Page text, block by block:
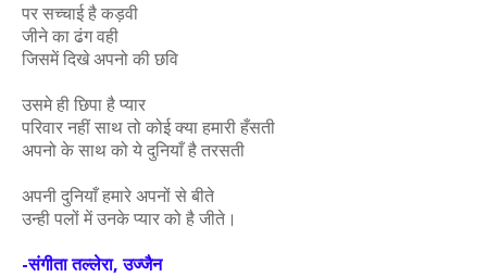
पर सच्चाई है कड़वी
जीने का ढंग वही
जिसमें दिखे अपनो की छवि
उसमे ही छिपा है प्यार
परिवार नहीं साथ तो कोई क्या हमारी हँसती
अपनो के साथ को ये दुनियाँ है तरसती
अपनी दुनियाँ हमारे अपनों से बीते
उन्ही पलों में उनके प्यार को है जीते।
-संगीता तल्लेरा, उज्जैन